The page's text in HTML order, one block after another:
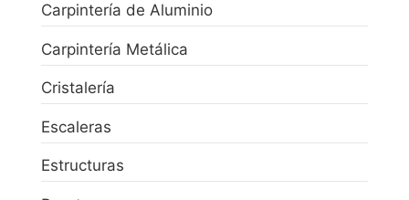
Carpintería de Aluminio
Carpintería Metálica
Cristalería
Escaleras
Estructuras